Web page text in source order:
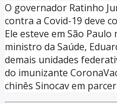
O governador Ratinho
contra a Covid-19 deve
Ele esteve em São
ministro da Saúde,
demais unidades
do imunizante
chinês Sinocav em